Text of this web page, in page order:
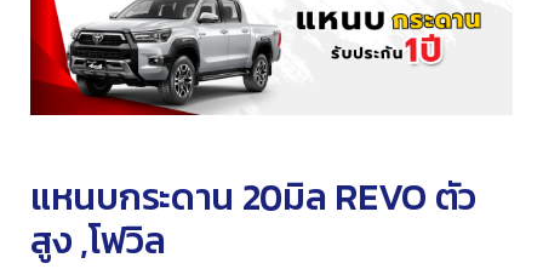
แหนบกระดาน 20มิล REVO ตัว
สูง ,โฟวิล